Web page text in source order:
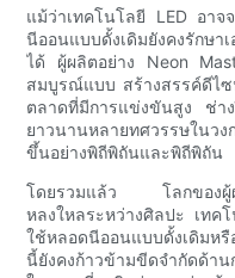
แม้ว่าเทคโนโลยี LED อาจ
นีออนแบบดั้งเดิมยังคงรักษา
ได้ ผู้ผลิตอย่าง Neon
สมบูรณ์แบบ สร้างสรรค์ดีไ
ตลาดที่มีการแข่งขันสูง ช่า
ยาวนานหลายทศวรรษใน
ขึ้นอย่างพิถีพิถันและพิถีพิถัน
โดยรวมแล้ว โลกของผู้ผ
หลงใหลระหว่างศิลปะ เทค
ใช้หลอดนีออนแบบดั้งเดิมหรื
นี้ยังคงก้าวข้ามขีดจำกัดด้า